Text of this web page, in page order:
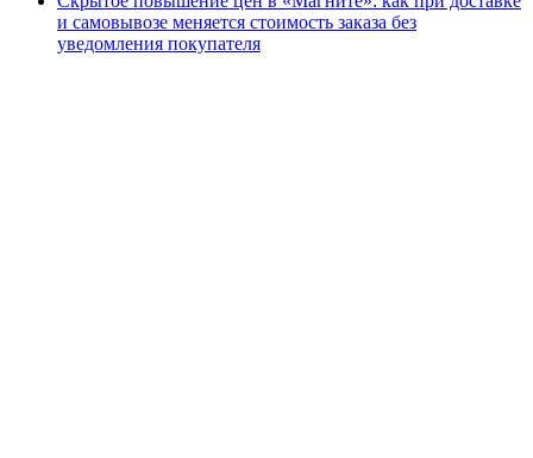
и самовывозе меняется стоимость заказа без
уведомления покупателя